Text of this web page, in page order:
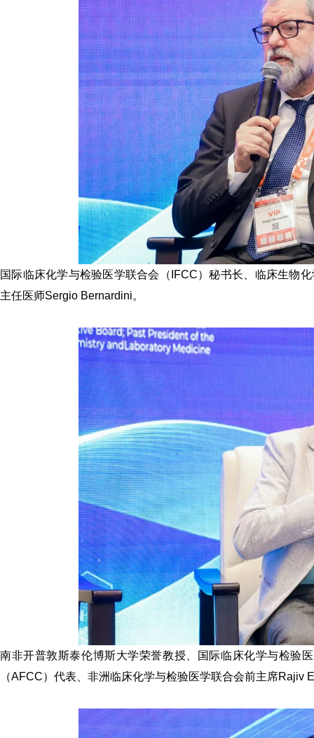
国际临床化学与检验医学联合会（IFCC）秘书长、临床生物
主任医师Sergio Bernardini。
南非开普敦斯泰伦博斯大学荣誉教授、国际临床化学与检验
（AFCC）代表、非洲临床化学与检验医学联合会前主席Rajiv